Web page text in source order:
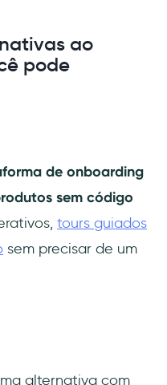
ao
pode
de onboarding
sem código
tours guiados
sem precisar de um
alternativa com